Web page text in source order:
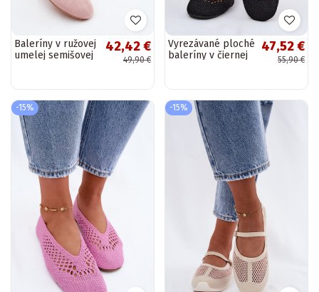
Baleríny v ružovej
umelej semišovej
42,42 €
49,90 €
Vyrezávané ploché
baleríny v čiernej
47,52 €
55,90 €
-15% -15%